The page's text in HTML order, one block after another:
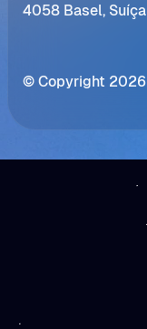
4058 Basel, Suíça
© Copyright 2026